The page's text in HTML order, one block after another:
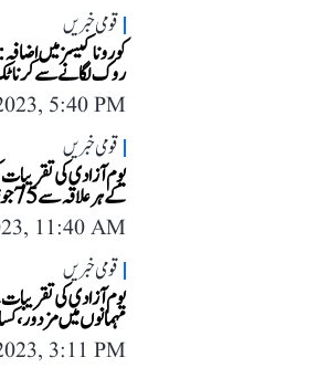
قومی خبریں
کورونا کیسز میں
روک لگانے سے کرناٹک
5:40 PM
قومی خبریں
یوم آزادی کی تقریبات
کے ہر علاقہ سے 75 جوڑوں کو بھی مدعو کیا گیا
11:40 AM
قومی خبریں
یوم آزادی کی
مہمانوں میں مزدور،
3:11 PM